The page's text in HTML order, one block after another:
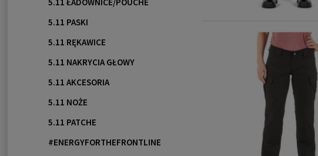
5.11 ŁADOWNICE/POUCHE
5.11 PASKI
5.11 RĘKAWICE
5.11 NAKRYCIA GŁOWY
5.11 AKCESORIA
5.11 NOŻE
5.11 PATCHE
#ENERGYFORTHEFRONTLINE